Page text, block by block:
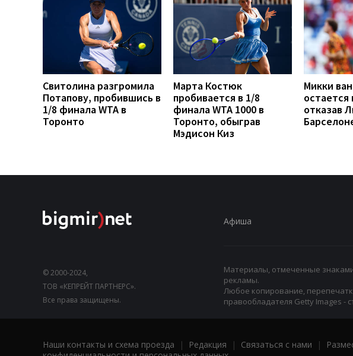
Свитолина разгромила
Потапову, пробившись в
1/8 финала WTA в
Торонто
Марта Костюк
пробивается в 1/8
финала WTA 1000 в
Торонто, обыграв
Мэдисон Киз
Микки
остается
отказав
© 2000-2024,
ТОВ «КЕПРЕЙТ ПАРТНЕРС».
Все права защищены.
Афиша
Материалы, отмеченные
рекламы.
Любое копирование,
правообладателя Getty Images -
Наши контакты и схема проезда | Редакция | Связаться с нами |